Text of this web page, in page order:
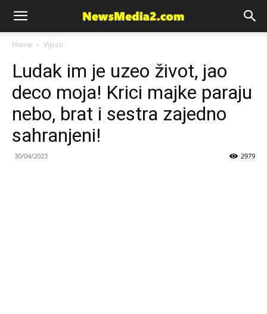
News
Media
Home Vijesti
Ludak im je uzeo život, jao
deco moja! Krici majke paraju
nebo, brat i sestra zajedno
sahranjeni!
30/04/2023 2979